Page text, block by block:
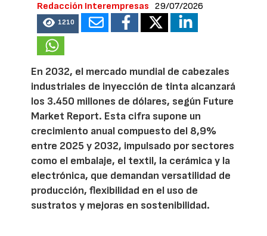
Redacción Interempresas 29/07/2026
1210
En 2032, el mercado mundial de cabezales
industriales de inyección de tinta alcanzará
los 3.450 millones de dólares, según Future
Market Report. Esta cifra supone un
crecimiento anual compuesto del 8,9%
entre 2025 y 2032, impulsado por sectores
como el embalaje, el textil, la cerámica y la
electrónica, que demandan versatilidad de
producción, flexibilidad en el uso de
sustratos y mejoras en sostenibilidad.